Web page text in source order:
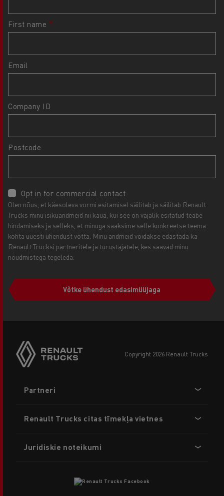
First name
Email
Company ID
Postcode
Opt in for commercial contact
Olen nõus, et käesoleva vormi esitamisel säilitab ja säilitab Renault
Trucks minu isikuandmeid nii kaua, kui see on vajalik esitatud teabe
hindamiseks ja selleks, et minuga saaksime selle konkreetse teema
kohta uuesti ühendust võtta. Minu andmeid võidakse edastada ka
Renault Trucksi partneritele ja turustajatele, kes saavad minu
nõudmistega tegeleda.
Võtke ühendust edasimüüjaga
copyright 2026 Renault Trucks
menu
Partneri
Renault Trucks citas tīmekļa vietnes
Juridiskie noteikumi